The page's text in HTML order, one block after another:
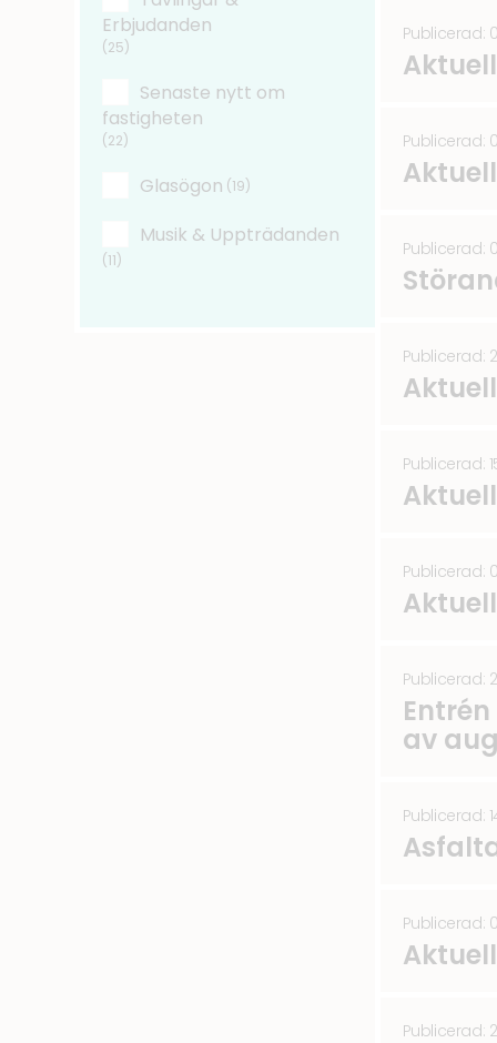
Glasögon (19)
Musik & Uppträdanden
(11)
Senaste nytt om
fastigheten
(22)
Erbjudanden
(25)
Publicerad:
Publicerad:
Publicerad:
Publicerad:
Publicerad:
Publicerad:
Publicerad:
av
Publicerad:
Publicerad:
Publicerad: